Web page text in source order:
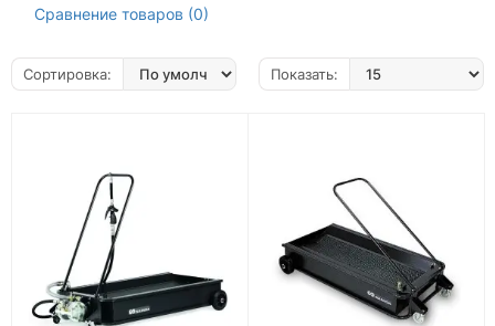
Сравнение товаров (0)
Сортировка: Показать: